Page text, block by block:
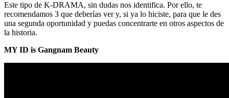
Este tipo de K-DRAMA, sin dudas nos identifica. Por ello, te
recomendamos 3 que deberías ver y, si ya lo hiciste, para que le des
una segunda oportunidad y puedas concentrarte en otros aspectos de
la historia.
MY ID is Gangnam Beauty